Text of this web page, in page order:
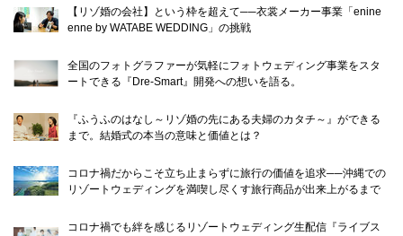
【リゾ婚の会社】という枠を超えて──衣裳メーカー事業「enine
enne by WATABE WEDDING」の挑戦
全国のフォトグラファーが気軽にフォトウェディング事業をスタ
ートできる『Dre-Smart』開発への想いを語る。
『ふうふのはなし～リゾ婚の先にある夫婦のカタチ～』ができる
まで。結婚式の本当の意味と価値とは？
コロナ禍だからこそ立ち止まらずに旅行の価値を追求──沖縄での
リゾートウェディングを満喫し尽くす旅行商品が出来上がるまで
コロナ禍でも絆を感じるリゾートウェディング生配信『ライブス